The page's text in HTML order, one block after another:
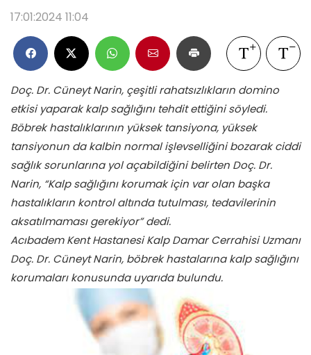
17:01:2024 11:04
Doç. Dr. Cüneyt Narin, çeşitli rahatsızlıkların domino
etkisi yaparak kalp sağlığını tehdit ettiğini söyledi.
Böbrek hastalıklarının yüksek tansiyona, yüksek
tansiyonun da kalbin normal işlevselliğini bozarak ciddi
sağlık sorunlarına yol açabildiğini belirten Doç. Dr.
Narin, “Kalp sağlığını korumak için var olan başka
hastalıkların kontrol altında tutulması, tedavilerinin
aksatılmaması gerekiyor” dedi.
Acıbadem Kent Hastanesi Kalp Damar Cerrahisi Uzmanı
Doç. Dr. Cüneyt Narin, böbrek hastalarına kalp sağlığını
korumaları konusunda uyarıda bulundu.